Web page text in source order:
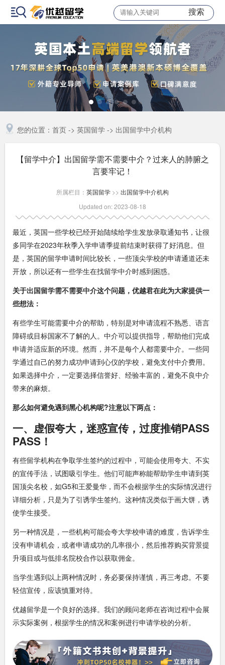
搜索
您的位置： 首页-> 英国留学-> 出国留学中介机构
【留学中介】出国留学需不需要中介？过来人的肺腑之
言要牢记！
所属栏目： 英国留学 >> 出国留学中介机构
Updated on: 2023-08-18
最近，英国一些学校已经开始陆续给学生发放录取通知书，让很
多同学在2023年秋季入学申请季提前结束时获得了好消息。但
是，英国的留学申请时间比较长，一些顶尖学校的申请通道还未
开放，所以还有一些学生在找留学中介时感到困惑。
关于出国留学需不需要中介这个问题，优越君在此为大家提供一
些想法：
有些学生可能需要中介的帮助，特别是对申请流程不熟悉、语言
障碍或目标国家不了解的人。中介可以提供指导，帮助他们完成
申请并适应新的环境。然而，并不是每个人都需要中介。一些同
学通过自己的努力成功申请到心仪的学校，避免支付中介费用。
如果选择中介，一定要选择信誉好、经验丰富的，避免不良中介
带来的麻烦。
那么如何避免遇到黑心机构呢?注意以下两点：
一、虚假夸大，迷惑宣传，过度推销PASS
PASS！
有些留学机构在争取学生签约的过程中，可能会使用夸大、不实
的宣传手法，试图吸引学生。他们可能声称能帮助学生申请到英
国顶尖名校，如G5和王爱曼华，而不会根据学生的实际情况进行
详细分析，只是为了引诱学生签约。这种情况类似于画大饼，诱
使学生接受。
另一种情况是，一些机构可能会夸大学校申请的难度，告诉学生
没有申请机会，或者申请成功的几率很小，然后推荐购买背景提
升项目或与低排名院校合作以获取佣金。
当学生遇到以上两种情况时，务必要保持谨慎，再三考虑。不要
轻信宣传，应该慎重对待。
优越留学是一个良好的选择。我们的顾问老师在咨询过程中会展
示实际案例，根据学生的情况和案例进行申请学校的分析。